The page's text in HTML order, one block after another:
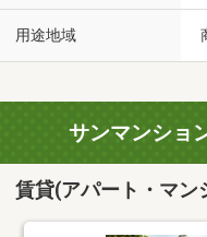
用途地域
サンマンショ
賃貸(アパート・マン